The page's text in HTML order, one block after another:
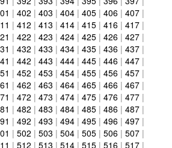
| 402 | 403 | 404 | 405 | 406 | 407 |
| 412 | 413 | 414 | 415 | 416 | 417 |
| 422 | 423 | 424 | 425 | 426 | 427 |
| 432 | 433 | 434 | 435 | 436 | 437 |
| 442 | 443 | 444 | 445 | 446 | 447 |
| 452 | 453 | 454 | 455 | 456 | 457 |
| 462 | 463 | 464 | 465 | 466 | 467 |
| 472 | 473 | 474 | 475 | 476 | 477 |
| 482 | 483 | 484 | 485 | 486 | 487 |
| 492 | 493 | 494 | 495 | 496 | 497 |
| 502 | 503 | 504 | 505 | 506 | 507 |
| 512 | 513 | 514 | 515 | 516 | 517 |